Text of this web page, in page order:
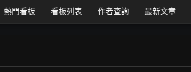
熱門看板 看板列表 作者查詢 最新文章